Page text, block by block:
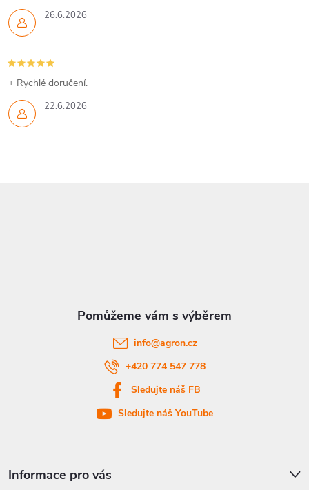
26.6.2026
22.6.2026
+ Rychlé doručení.
Informace pro vás
info@agron.cz
+420 774 547 778
Sledujte náš FB
Sledujte náš YouTube